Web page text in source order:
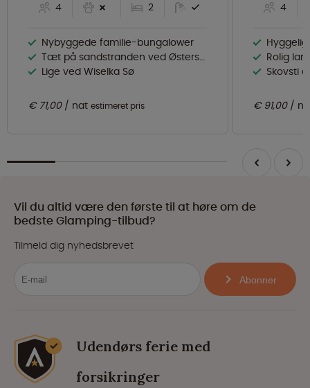
4 2
Nybyggede familie-bungalower
Tæt på sandstranden ved Østersøen
Lige ved Wiselka Sø
€ 71,00 nat estimeret pris
4
Rolig
Skovsti
€ 91,00
Vil du altid være den første til at høre om de
bedste Glamping-tilbud?
Tilmeld dig nyhedsbrevet
Abonner
Udendørs ferie med
forsikringer